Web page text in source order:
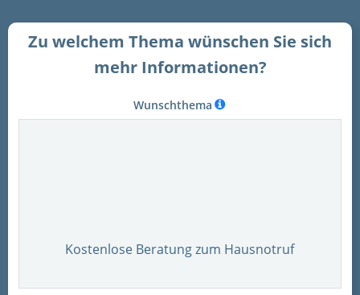
Zu welchem Thema wünschen Sie sich
mehr Informationen?
Wunschthema
Kostenlose Beratung zum Hausnotruf